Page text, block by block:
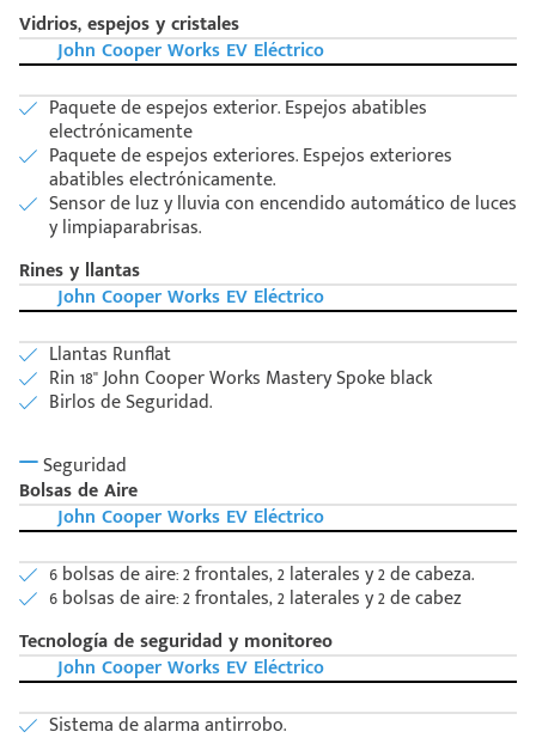
Vidrios, espejos y cristales
John Cooper Works EV Eléctrico
Paquete de espejos exterior. Espejos abatibles
electrónicamente
Paquete de espejos exteriores. Espejos exteriores
abatibles electrónicamente.
Sensor de luz y lluvia con encendido automático de luces
y limpiaparabrisas.
Rines y llantas
John Cooper Works EV Eléctrico
Llantas Runflat
Rin 18'' John Cooper Works Mastery Spoke black
Birlos de Seguridad.
Seguridad
Bolsas de Aire
John Cooper Works EV Eléctrico
6 bolsas de aire: 2 frontales, 2 laterales y 2 de cabeza.
6 bolsas de aire: 2 frontales, 2 laterales y 2 de cabez
Tecnología de seguridad y monitoreo
John Cooper Works EV Eléctrico
Sistema de alarma antirrobo.